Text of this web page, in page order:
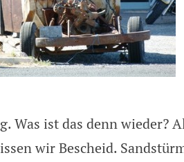
Was ist das denn wieder?
wir Bescheid.